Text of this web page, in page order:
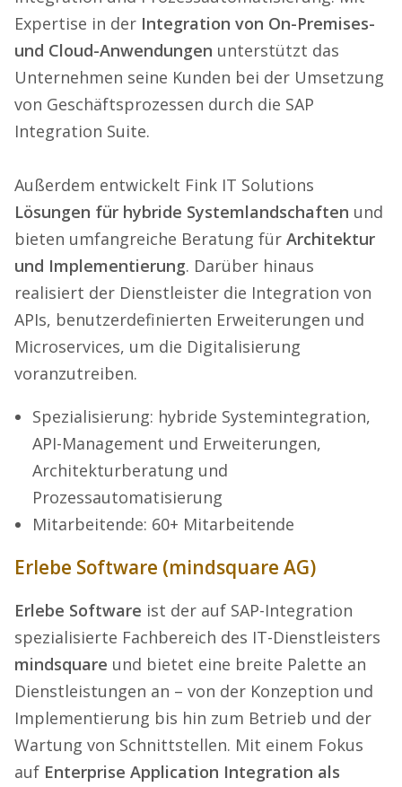
Expertise in der Integration von On-Premises-
und Cloud-Anwendungen unterstützt das
Unternehmen seine Kunden bei der Umsetzung
von Geschäftsprozessen durch die SAP
Integration Suite.
Außerdem entwickelt Fink IT Solutions
Lösungen für hybride Systemlandschaften und
bieten umfangreiche Beratung für Architektur
und Implementierung. Darüber hinaus
realisiert der Dienstleister die Integration von
APIs, benutzerdefinierten Erweiterungen und
Microservices, um die Digitalisierung
voranzutreiben.
Spezialisierung: hybride Systemintegration,
API-Management und Erweiterungen,
Architekturberatung und
Prozessautomatisierung
Mitarbeitende: 60+ Mitarbeitende
Erlebe Software (mindsquare AG)
Erlebe Software ist der auf SAP-Integration
spezialisierte Fachbereich des IT-Dienstleisters
mindsquare und bietet eine breite Palette an
Dienstleistungen an – von der Konzeption und
Implementierung bis hin zum Betrieb und der
Wartung von Schnittstellen. Mit einem Fokus
auf Enterprise Application Integration als